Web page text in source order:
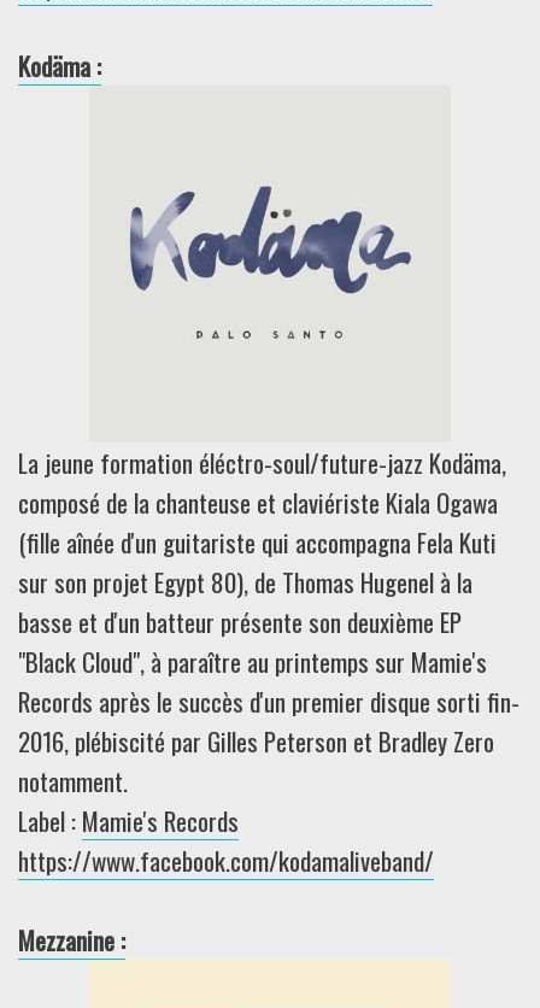
Kodäma :
La jeune formation éléctro-soul/future-jazz Kodäma,
composé de la chanteuse et claviériste Kiala Ogawa
(fille aînée d'un guitariste qui accompagna Fela Kuti
sur son projet Egypt 80), de Thomas Hugenel à la
basse et d'un batteur présente son deuxième EP
"Black Cloud", à paraître au printemps sur Mamie's
Records après le succès d'un premier disque sorti fin-
2016, plébiscité par Gilles Peterson et Bradley Zero
notamment.
Label :Mamie's Records
https://www.facebook.com/kodamaliveband/
Mezzanine :